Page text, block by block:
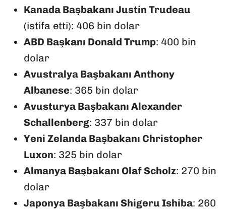
Kanada Başbakanı Justin Trudeau
(istifa etti): 406 bin dolar
ABD Başkanı Donald Trump: 400 bin
dolar
Avustralya Başbakanı Anthony
Albanese: 365 bin dolar
Avusturya Başbakanı Alexander
Schallenberg: 337 bin dolar
Yeni Zelanda Başbakanı Christopher
Luxon: 325 bin dolar
Almanya Başbakanı Olaf Scholz: 270 bin
dolar
Japonya Başbakanı Shigeru Ishiba: 260